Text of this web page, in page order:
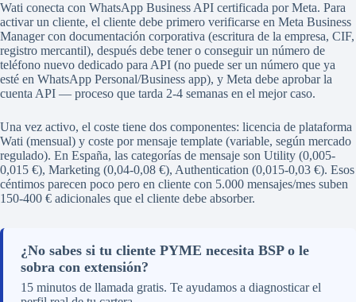
Wati conecta con WhatsApp Business API certificada por Meta. Para
activar un cliente, el cliente debe primero verificarse en Meta Business
Manager con documentación corporativa (escritura de la empresa, CIF,
registro mercantil), después debe tener o conseguir un número de
teléfono nuevo dedicado para API (no puede ser un número que ya
esté en WhatsApp Personal/Business app), y Meta debe aprobar la
cuenta API — proceso que tarda 2-4 semanas en el mejor caso.
Una vez activo, el coste tiene dos componentes: licencia de plataforma
Wati (mensual) y coste por mensaje template (variable, según mercado
regulado). En España, las categorías de mensaje son Utility (0,005-
0,015 €), Marketing (0,04-0,08 €), Authentication (0,015-0,03 €). Esos
céntimos parecen poco pero en cliente con 5.000 mensajes/mes suben
150-400 € adicionales que el cliente debe absorber.
¿No sabes si tu cliente PYME necesita BSP o le
sobra con extensión?
15 minutos de llamada gratis. Te ayudamos a diagnosticar el